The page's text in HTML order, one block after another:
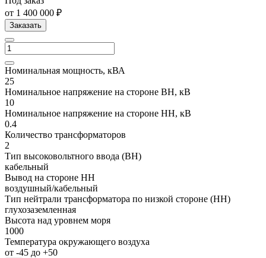
от 1 400 000 ₽
Заказать
Номинальная мощность, кВА
25
Номинальное напряжение на стороне ВН, кВ
10
Номинальное напряжение на стороне НН, кВ
0.4
Количество трансформаторов
2
Тип высоковольтного ввода (ВН)
кабельный
Вывод на стороне НН
воздушный/кабельный
Тип нейтрали трансформатора по низкой стороне (НН)
глухозаземленная
Высота над уровнем моря
1000
Температура окружающего воздуха
от -45 до +50